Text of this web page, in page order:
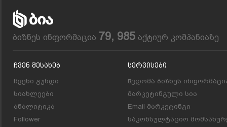
ბიზნეს ინფორმაცია 79, 985 აქტიურ კომპანიაზე
Ჩვენ Შესახებ
ჩვენი გუნდი
სიახლეები
ანალიტიკა
Follower
Სერვისები
წვდომა ბიზნეს
მარკეტინგული სია
Email მარკეტინგი
საკონსულტაციო